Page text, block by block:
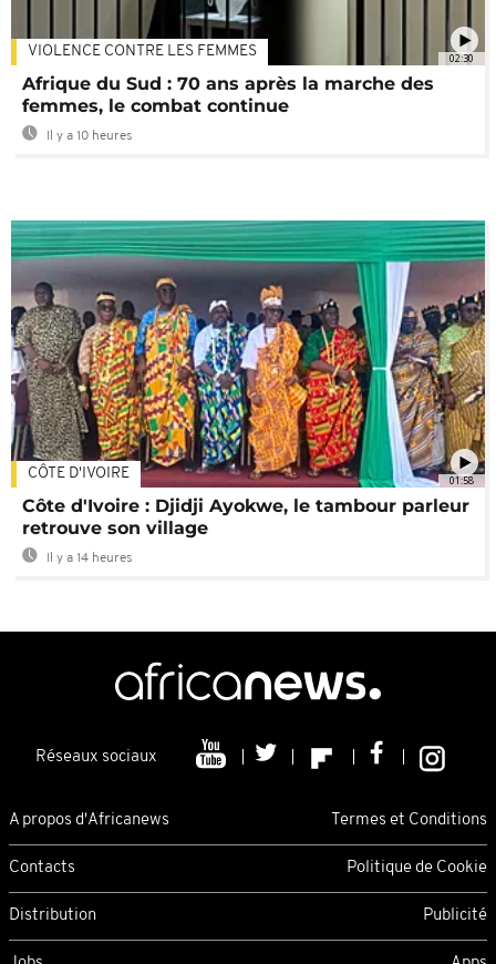
02:30
VIOLENCE CONTRE LES FEMMES
Afrique du Sud : 70 ans après la marche des
femmes, le combat continue
Il y a 10 heures
01:58
CÔTE D'IVOIRE
Côte d'Ivoire : Djidji Ayokwe, le tambour parleur
retrouve son village
Il y a 14 heures
Réseaux sociaux
A propos d'Africanews Termes et Conditions
Contacts Politique de Cookie
Distribution Publicité